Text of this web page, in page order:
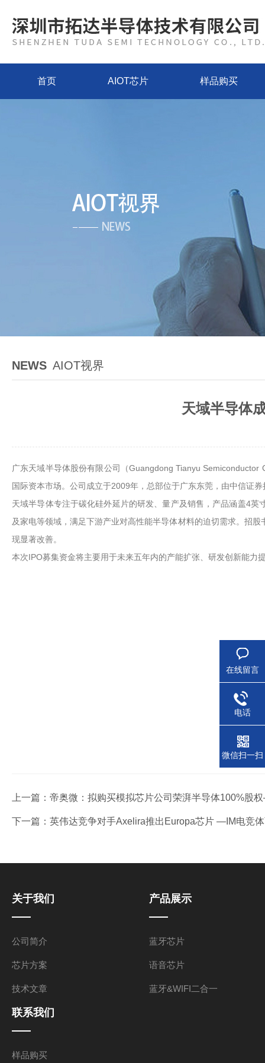
首页 AIOT芯片 样品购买
NEWS AIOT视界
天域半导体
广东天域半导体股份有限公司（Guangdong Tianyu
国际资本市场。公司成立于2009年，总部位于广东东莞，由中信证
天域半导体专注于碳化硅外延片的研发、量产及销售，产品涵盖4
及家电等领域，满足下游产业对高性能半导体材料的迫切需求。招
现显著改善。
本次IPO募集资金将主要用于未来五年内的产能扩张、研发创新能
上一篇： 帝奥微：拟购买模拟芯片公司荣湃半导体100%股
下一篇： 英伟达竞争对手Axelira推出Europa芯片 —IM电竞
关于我们
公司简介
芯片方案
技术文章
产品展示
蓝牙芯片
语音芯片
蓝牙&WIFI二合一
联系我们
样品购买
在线留言
电话
微信扫一扫